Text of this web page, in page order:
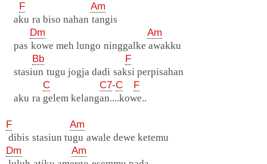
F
Am
aku ra biso nahan tangis
Dm
Am
pas kowe meh lungo ninggalke awakku
Bb
F
stasiun tugu jogja dadi saksi perpisahan
C
C7-C
F
aku ra gelem kelangan....kowe..
F
Am
dibis stasiun tugu awale dewe ketemu
Dm
Am